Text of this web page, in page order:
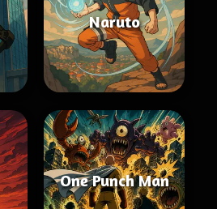
Naruto
One Punch Man